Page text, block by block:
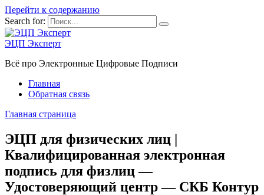
Перейти к содержанию
Search for:
ЭЦП Эксперт
Всё про Электронные Цифровые Подписи
Главная
Обратная связь
Главная страница
ЭЦП для физических лиц |
Квалифицированная электронная
подпись для физлиц —
Удостоверяющий центр — СКБ Контур